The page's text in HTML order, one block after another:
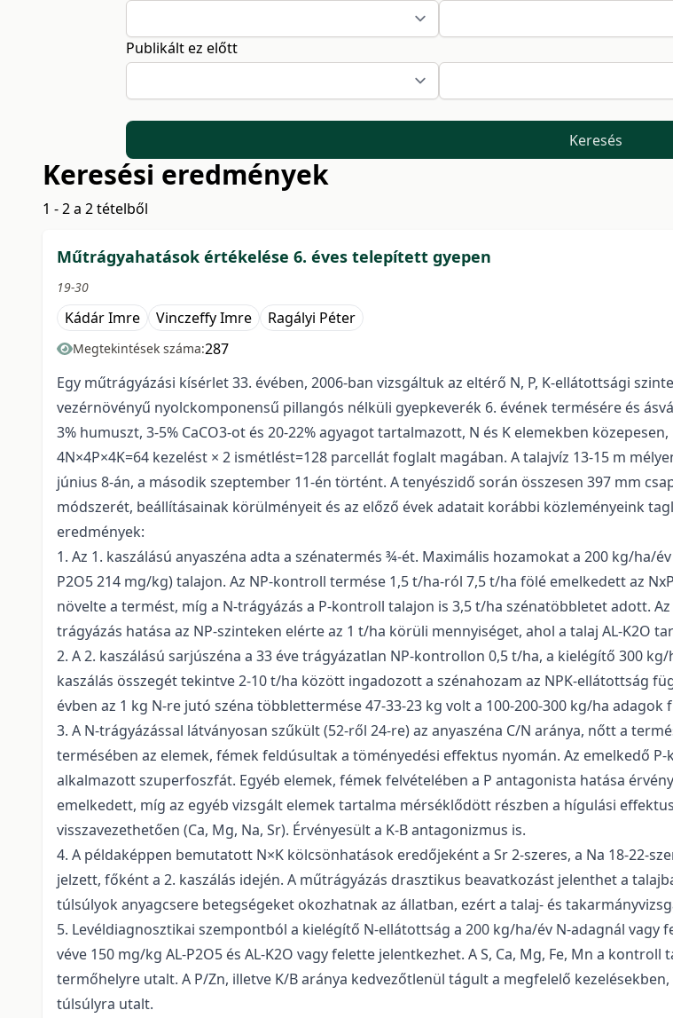
Publikált ez előtt
Keresés
Keresési eredmények
1 - 2 a 2 tételből
Műtrágyahatások értékelése 6. éves telepített gyepen
19-30
Kádár Imre Vinczeffy Imre Ragályi Péter
Megtekintések száma:287
Egy műtrágyázási kísérlet 33. évében, 2006-ban vizsgáltuk az eltérő N, P, K-ellátottsági
vezérnövényű nyolckomponensű pillangós nélküli gyepkeverék 6. évének termésére és
3% humuszt, 3-5% CaCO3-ot és 20-22% agyagot tartalmazott, N és K elemekben
4N×4P×4K=64 kezelést × 2 ismétlést=128 parcellát foglalt magában. A talajvíz 13-15 m
június 8-án, a második szeptember 11-én történt. A tenyészidő során összesen 397 mm
módszerét, beállításainak körülményeit és az előző évek adatait korábbi közleményeink
eredmények:
1. Az 1. kaszálású anyaszéna adta a szénatermés ¾-ét. Maximális hozamokat a 200 kg/
P2O5 214 mg/kg) talajon. Az NP-kontroll termése 1,5 t/ha-ról 7,5 t/ha fölé emelkedett az
növelte a termést, míg a N-trágyázás a P-kontroll talajon is 3,5 t/ha szénatöbbletet adott.
trágyázás hatása az NP-szinteken elérte az 1 t/ha körüli mennyiséget, ahol a talaj AL-K2O
2. A 2. kaszálású sarjúszéna a 33 éve trágyázatlan NP-kontrollon 0,5 t/ha, a kielégítő 300
kaszálás összegét tekintve 2-10 t/ha között ingadozott a szénahozam az NPK-ellátottság
évben az 1 kg N-re jutó széna többlettermése 47-33-23 kg volt a 100-200-300 kg/ha adagok
3. A N-trágyázással látványosan szűkült (52-ről 24-re) az anyaszéna C/N aránya, nőtt a
termésében az elemek, fémek feldúsultak a töményedési effektus nyomán. Az emelkedő
alkalmazott szuperfoszfát. Egyéb elemek, fémek felvételében a P antagonista hatása
emelkedett, míg az egyéb vizsgált elemek tartalma mérséklődött részben a hígulási
visszavezethetően (Ca, Mg, Na, Sr). Érvényesült a K-B antagonizmus is.
4. A példaképpen bemutatott N×K kölcsönhatások eredőjeként a Sr 2-szeres, a Na 18-22-
jelzett, főként a 2. kaszálás idején. A műtrágyázás drasztikus beavatkozást jelenthet a
túlsúlyok anyagcsere betegségeket okozhatnak az állatban, ezért a talaj- és
5. Levéldiagnosztikai szempontból a kielégítő N-ellátottság a 200 kg/ha/év N-adagnál
véve 150 mg/kg AL-P2O5 és AL-K2O vagy felette jelentkezhet. A S, Ca, Mg, Fe, Mn a
termőhelyre utalt. A P/Zn, illetve K/B aránya kedvezőtlenül tágult a megfelelő
túlsúlyra utalt.